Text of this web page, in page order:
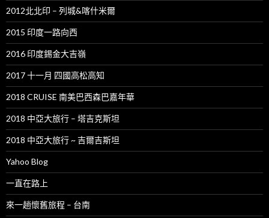
2012北北印 – 列城&喀什米爾
2015 印度一路向西
2016 印度錫金大吉嶺
2017 十一月 四國高松高知
2018 CRUISE 南美巴西森巴嘉年華
2018 中亞大旅行 – 塔吉克斯坦
2018 中亞大旅行 ~ 吉爾吉斯坦
Yahoo Blog
一直在路上
來一趟懷舊旅程 – 台南